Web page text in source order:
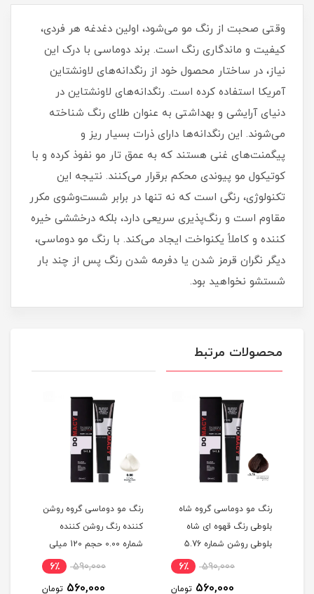
وقتی صحبت از رنگ مو می‌شود، اولین دغدغه هر فردی،
کیفیت و ماندگاری رنگ است. برند دوماسی با درک این
نیاز، در ساختار محصول خود از رنگدانه‌های لاونشتاین
آمریکا استفاده کرده است. رنگدانه‌های لاونشتاین در
دنیای آرایشی و بهداشتی به عنوان طلای رنگ شناخته
می‌شوند. این رنگدانه‌ها دارای ذرات بسیار ریز و
پیگمنت‌های غنی هستند که به عمق تار مو نفوذ کرده و با
کوتیکول مو پیوندی محکم برقرار می‌کنند. نتیجه این
تکنولوژی، رنگی است که نه تنها در برابر شست‌وشوی مکرر
مقاوم است و رنگ‌پذیری سریعی دارد، بلکه درخششی خیره
کننده و کاملاً یکنواخت ایجاد می‌کند. با رنگ مو دوماسی،
دیگر نگران قرمز شدن یا دفرمه شدن رنگ پس از چند بار
شستشو نخواهید بود.
محصولات مرتبط
رنگ مو دوماسی گروه شاه
بلوطی رنگ قهوه ای شاه
بلوطی روشن شماره 5.76
590,000 6٪
560,000 تومان
رنگ مو دوماسی گروه روشن
کننده رنگ روشن کننده
شماره 0.00 حجم 120 میلی
590,000 6٪
560,000 تومان